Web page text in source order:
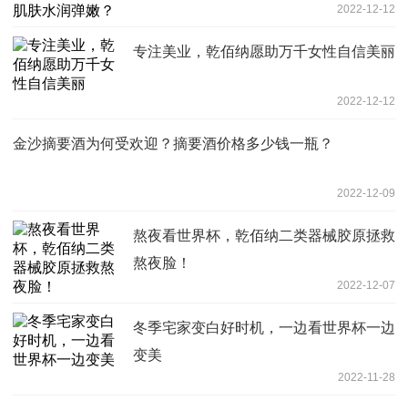
2022-12-12
专注美业，乾佰纳愿助万千女性自信美丽
2022-12-12
金沙摘要酒为何受欢迎？摘要酒价格多少钱一瓶？
2022-12-09
熬夜看世界杯，乾佰纳二类器械胶原拯救
熬夜脸！
2022-12-07
冬季宅家变白好时机，一边看世界杯一边
变美
2022-11-28